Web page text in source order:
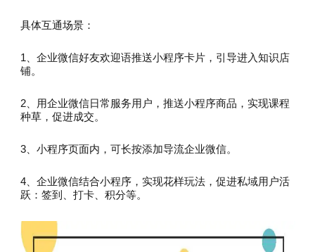
具体互通场景：
1、企业微信好友欢迎语推送小程序卡片，引导进入知识店
铺。
2、用企业微信日常服务用户，推送小程序商品，实现课程
种草，促进成交。
3、小程序页面内，可长按添加导流企业微信。
4、企业微信结合小程序，实现花样玩法，促进私域用户活
跃：签到、打卡、积分等。